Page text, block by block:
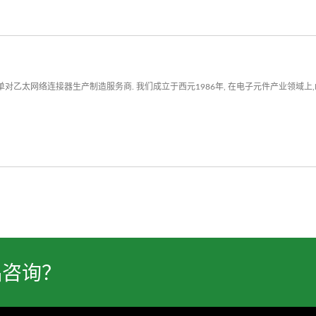
乙太网络连接器生产制造服务商. 我们成立于西元1986年, 在电子元件产业领域
询？